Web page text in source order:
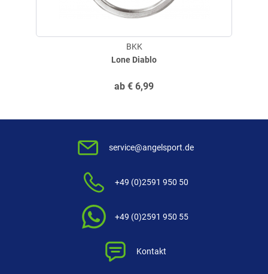
Lone Diablo
BKK
ab € 6,99
service@angelsport.de
+49 (0)2591 950 50
+49 (0)2591 950 55
Kontakt